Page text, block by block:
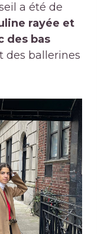
a été de
rayée et
des bas
des ballerines